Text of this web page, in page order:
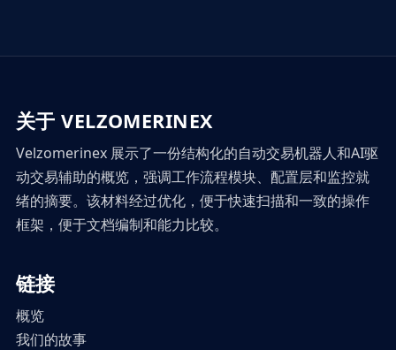
关于 VELZOMERINEX
Velzomerinex 展示了一份结构化的自动交易机器人和AI驱
动交易辅助的概览，强调工作流程模块、配置层和监控就
绪的摘要。该材料经过优化，便于快速扫描和一致的操作
框架，便于文档编制和能力比较。
链接
概览
我们的故事